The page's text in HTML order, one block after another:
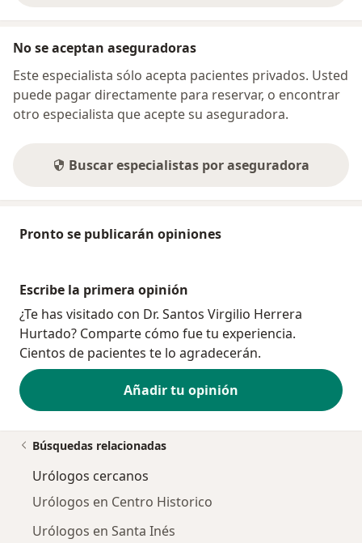
No se aceptan aseguradoras
Este especialista sólo acepta pacientes privados. Usted
puede pagar directamente para reservar, o encontrar
otro especialista que acepte su aseguradora.
Buscar especialistas por aseguradora
Pronto se publicarán opiniones
Escribe la primera opinión
¿Te has visitado con Dr. Santos Virgilio Herrera
Hurtado? Comparte cómo fue tu experiencia.
Cientos de pacientes te lo agradecerán.
Añadir tu opinión
Búsquedas relacionadas
Urólogos cercanos
Urólogos en Centro Historico
Urólogos en Santa Inés